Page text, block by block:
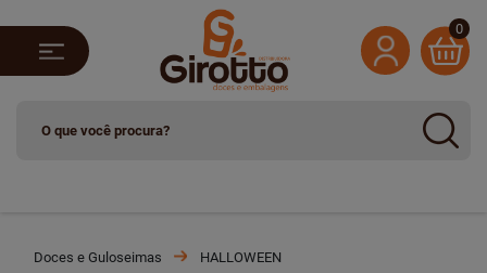
0
Doces e Guloseimas HALLOWEEN